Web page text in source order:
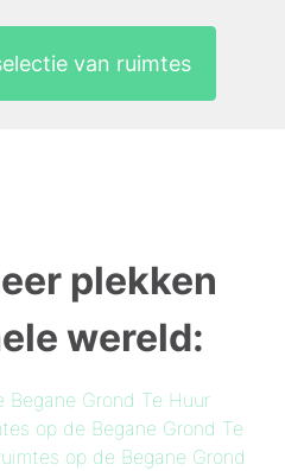
van ruimtes
plekken
wereld:
Begane Grond Te Huur
op de Begane Grond Te
op de Begane Grond